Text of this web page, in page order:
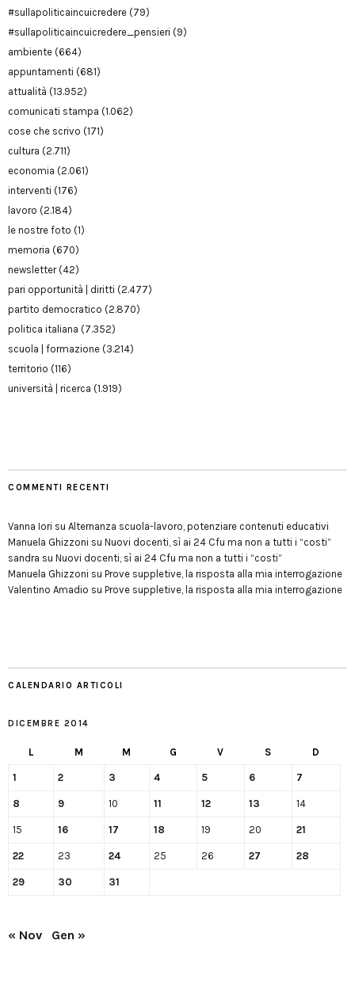
#sullapoliticaincuicredere (79)
#sullapoliticaincuicredere_pensieri (9)
ambiente (664)
appuntamenti (681)
attualità (13.952)
comunicati stampa (1.062)
cose che scrivo (171)
cultura (2.711)
economia (2.061)
interventi (176)
lavoro (2.184)
le nostre foto (1)
memoria (670)
newsletter(42)
pari opportunità | diritti (2.477)
partito democratico (2.870)
politica italiana (7.352)
scuola | formazione (3.214)
territorio (116)
università | ricerca (1.919)
COMMENTI RECENTI
Vanna Iori su Alternanza scuola-lavoro, potenziare contenuti educativi
Manuela Ghizzoni su Nuovi docenti, sì ai 24 Cfu ma non a tutti i “costi”
sandra su Nuovi docenti, sì ai 24 Cfu ma non a tutti i “costi”
Manuela Ghizzoni su Prove suppletive, la risposta alla mia interrogazione
Valentino Amadio su Prove suppletive, la risposta alla mia interrogazione
CALENDARIO ARTICOLI
DICEMBRE 2014
L M M G V S D
1 2 3 4 5 6 7
8 9 10 11 12 13 14
15 16 17 18 19 20 21
22 23 24 25 26 27 28
29 30 31
« Nov Gen »